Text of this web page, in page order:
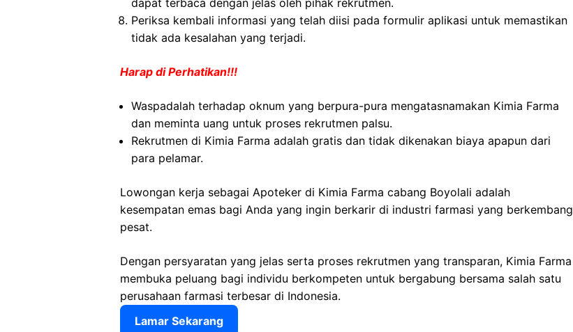
dapat terbaca dengan jelas oleh pihak rekrutmen.
Periksa kembali informasi yang telah diisi pada formulir aplikasi untuk memastikan
tidak ada kesalahan yang terjadi.
Harap di Perhatikan!!!
Waspadalah terhadap oknum yang berpura-pura mengatasnamakan Kimia Farma
dan meminta uang untuk proses rekrutmen palsu.
Rekrutmen di Kimia Farma adalah gratis dan tidak dikenakan biaya apapun dari
para pelamar.
Lowongan kerja sebagai Apoteker di Kimia Farma cabang Boyolali adalah
kesempatan emas bagi Anda yang ingin berkarir di industri farmasi yang berkembang
pesat.
Dengan persyaratan yang jelas serta proses rekrutmen yang transparan, Kimia Farma
membuka peluang bagi individu berkompeten untuk bergabung bersama salah satu
perusahaan farmasi terbesar di Indonesia.
Lamar Sekarang